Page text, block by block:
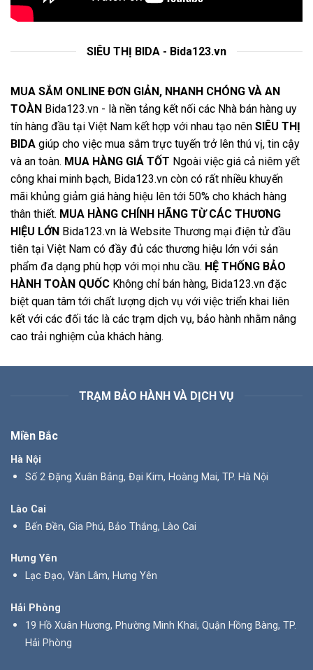
SIÊU THỊ BIDA - Bida123.vn
MUA SẮM ONLINE ĐƠN GIẢN, NHANH CHÓNG VÀ AN
TOÀN Bida123.vn - là nền tảng kết nối các Nhà bán hàng uy
tín hàng đầu tại Việt Nam kết hợp với nhau tạo nên SIÊU THỊ
BIDA giúp cho việc mua sắm trực tuyến trở lên thú vị, tin cậy
và an toàn. MUA HÀNG GIÁ TỐT Ngoài việc giá cả niêm yết
công khai minh bạch, Bida123.vn còn có rất nhiều khuyến
mãi khủng giảm giá hàng hiệu lên tới 50% cho khách hàng
thân thiết. MUA HÀNG CHÍNH HÃNG TỪ CÁC THƯƠNG
HIỆU LỚN Bida123.vn là Website Thương mại điện tử đầu
tiên tại Việt Nam có đầy đủ các thương hiệu lớn với sản
phẩm đa dạng phù hợp với mọi nhu cầu. HỆ THỐNG BẢO
HÀNH TOÀN QUỐC Không chỉ bán hàng, Bida123.vn đặc
biệt quan tâm tới chất lượng dịch vụ với việc triển khai liên
kết với các đối tác là các trạm dịch vụ, bảo hành nhằm nâng
cao trải nghiệm của khách hàng.
TRẠM BẢO HÀNH VÀ DỊCH VỤ
Miền Bắc
Hà Nội
Số 2 Đặng Xuân Bảng, Đại Kim, Hoàng Mai, TP. Hà Nội
Lào Cai
Bến Đền, Gia Phú, Bảo Thắng, Lào Cai
Hưng Yên
Lạc Đạo, Văn Lâm, Hưng Yên
Hải Phòng
19 Hồ Xuân Hương, Phường Minh Khai, Quận Hồng Bàng, TP.
Hải Phòng